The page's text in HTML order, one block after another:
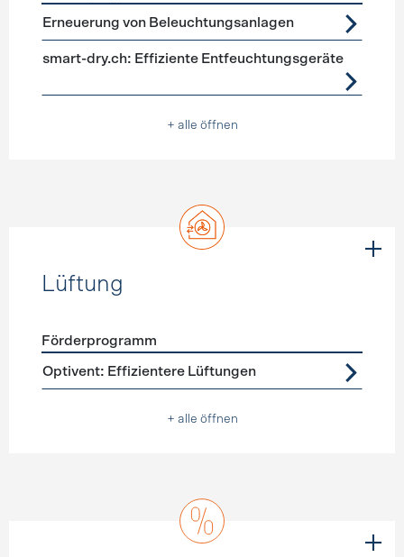
Förderprogramme Geräte, Beleuchtung
Erneuerung von Beleuchtungsanlagen
smart-dry.ch: Effiziente Entfeuchtungsgeräte
+ alle öffnen
Lüftung
Förderprogramme Lüftung
Förderprogramm
Optivent: Effizientere Lüftungen
+ alle öffnen